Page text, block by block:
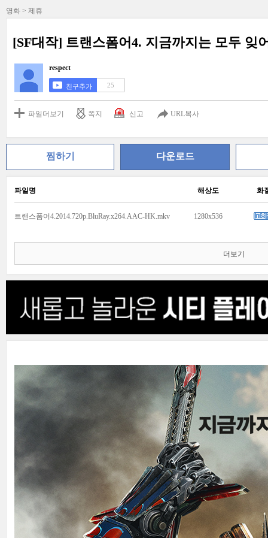
영화 > 제휴
[SF대작] 트랜스폼어4. 지금까지는 모두 잊
respect
친구추가 25
파일더보기 쪽지 신고 URL복사
찜하기 다운로드
파일명 해상도 화
트랜스폼어4.2014.720p.BluRay.x264.AAC-HK.mkv 1280x536
더보기